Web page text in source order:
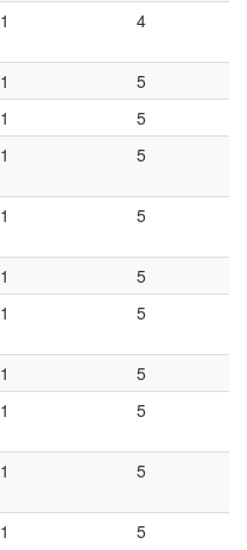
1 4
1
5
1
5
1 5
1 5
1
5
1 5
1
5
1 5
1 5
1 5